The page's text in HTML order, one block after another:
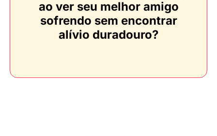
ao ver seu melhor amigo
sofrendo sem encontrar
alívio duradouro?